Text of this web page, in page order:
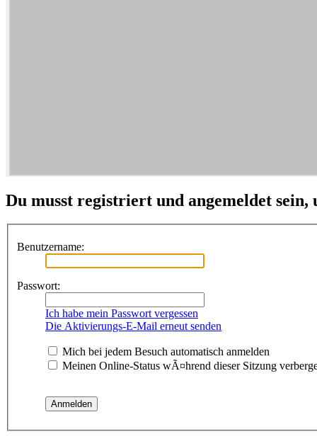
Du musst registriert und angemeldet
Benutzername:
Passwort:
Ich habe mein Passwort vergessen
Die Aktivierungs-E-Mail erneut senden
Mich bei jedem Besuch automatisch anmelden
Meinen Online-Status wÃ¤hrend dieser Sitzung